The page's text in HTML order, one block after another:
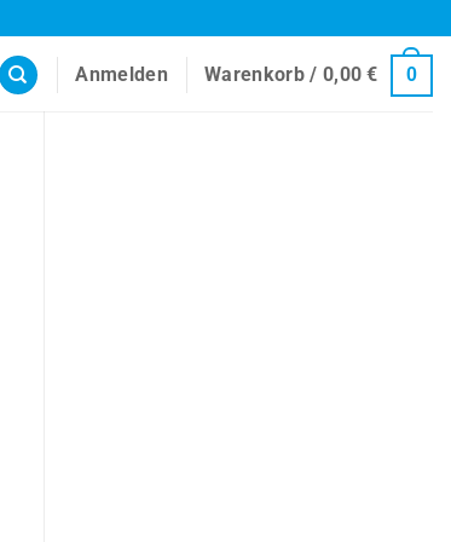
Anmelden Warenkorb / 0,00€ 0